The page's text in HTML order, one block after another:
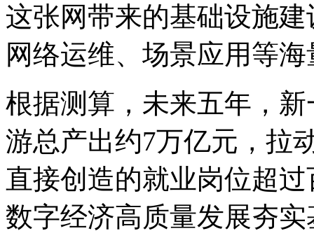
这张网带来的基础设施
网络运维、场景应用等
根据测算，未来五年，
游总产出约7万亿元，拉
直接创造的就业岗位超
数字经济高质量发展夯